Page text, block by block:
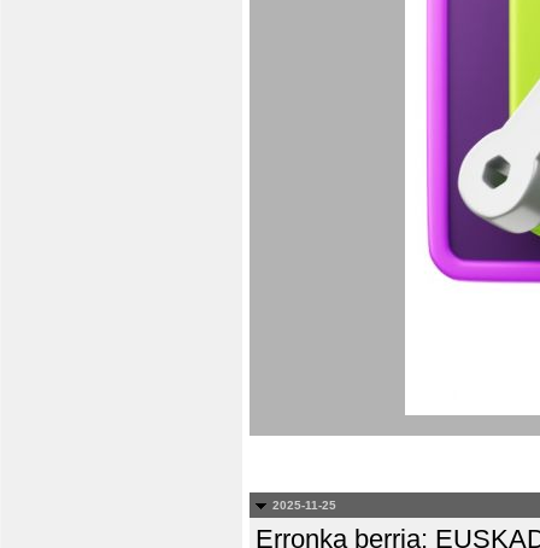
2025-11-25
Erronka berria: